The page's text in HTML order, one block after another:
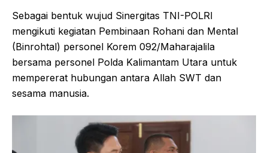
Sebagai bentuk wujud Sinergitas TNI-POLRI
mengikuti kegiatan Pembinaan Rohani dan Mental
(Binrohtal) personel Korem 092/Maharajalila
bersama personel Polda Kalimantam Utara untuk
mempererat hubungan antara Allah SWT dan
sesama manusia.